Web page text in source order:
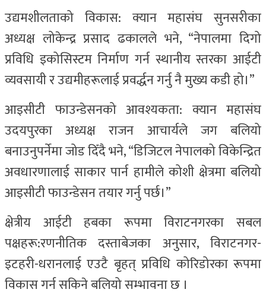
उद्यमशीलताको विकास: क्यान महासंघ सुनसरीका
अध्यक्ष लोकेन्द्र प्रसाद ढकालले भने, “नेपालमा दिगो
प्रविधि इकोसिस्टम निर्माण गर्न स्थानीय स्तरका आईटी
व्यवसायी र उद्यमीहरूलाई प्रवर्द्धन गर्नु नै मुख्य कडी हो।”
आइसीटी फाउन्डेसनको आवश्यकता: क्यान महासंघ
उदयपुरका अध्यक्ष राजन आचार्यले जग बलियो
बनाउनुपर्नेमा जोड दिँदै भने, “डिजिटल नेपालको विकेन्द्रित
अवधारणालाई साकार पार्न हामीले कोशी क्षेत्रमा बलियो
आइसीटी फाउन्डेसन तयार गर्नु पर्छ।”
क्षेत्रीय आईटी हबका रूपमा विराटनगरका सबल
पक्षहरू:रणनीतिक दस्ताबेजका अनुसार, विराटनगर-
इटहरी-धरानलाई एउटै बृहत् प्रविधि कोरिडोरका रूपमा
विकास गर्न सकिने बलियो सम्भावना छ ।